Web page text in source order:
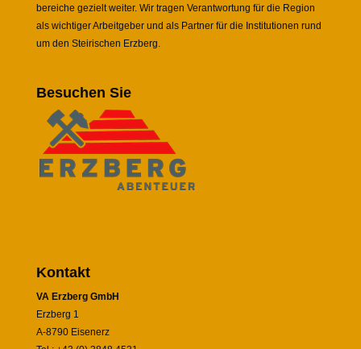
bereiche gezielt weiter. Wir tragen Verantwortung für die Region
als wichtiger Arbeitgeber und als Partner für die Institutionen rund
um den Steirischen Erzberg.
Besuchen Sie
Kontakt
VA Erzberg GmbH
Erzberg 1
A-8790 Eisenerz